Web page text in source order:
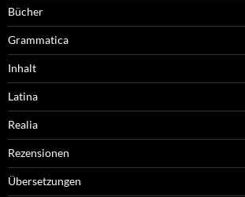
Bücher
Grammatica
Inhalt
Latina
Realia
Rezensionen
Übersetzungen